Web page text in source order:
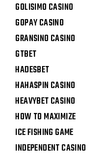
GOLISIMO CASINO
GOPAY CASINO
GRANSINO CASINO
GTBET
HADESBET
HAHASPIN CASINO
HEAVYBET CASINO
HOW TO MAXIMIZE
ICE FISHING GAME
INDEPENDENT CASINO